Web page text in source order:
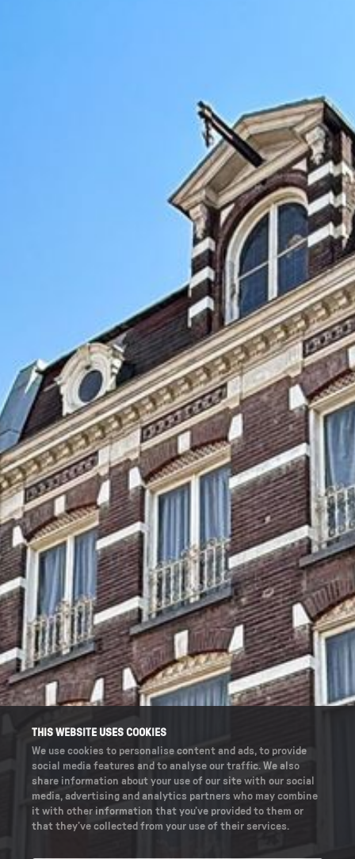
THIS WEBSITE USES COOKIES
We use cookies to personalise content and ads, to provide
social media features and to analyse our traffic. We also
share information about your use of our site with our social
media, advertising and analytics partners who may combine
it with other information that you’ve provided to them or
that they’ve collected from your use of their services.